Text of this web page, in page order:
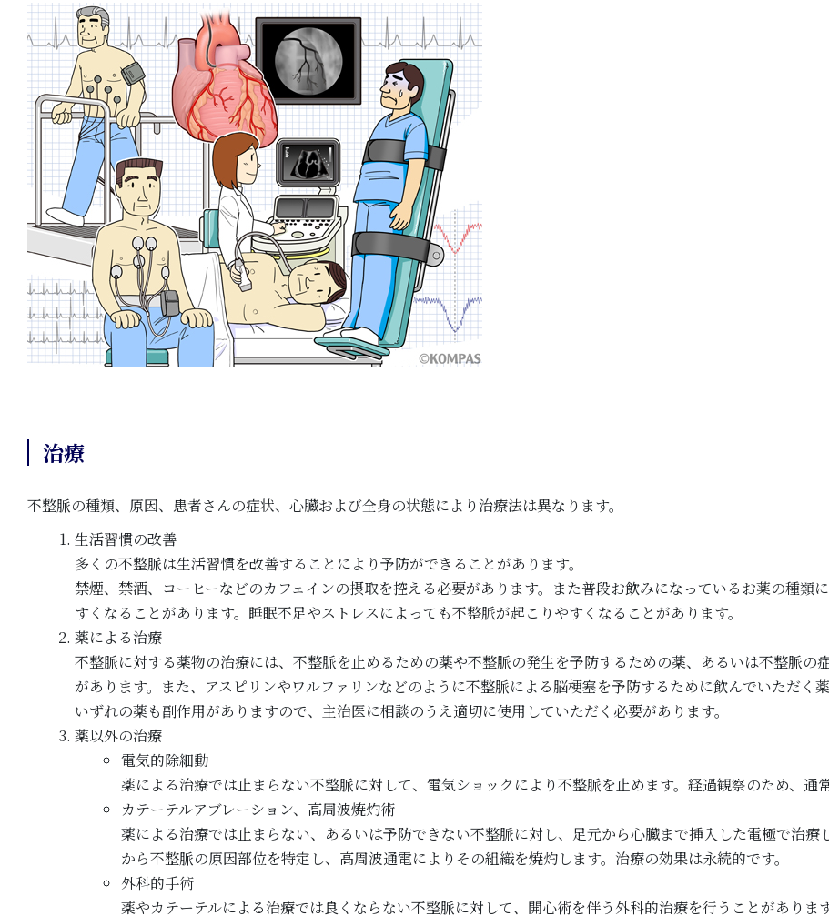
治療
不整脈の種類、原因、患者さんの症状、心臓および全身の状態により治療法は異なります。
生活習慣の改善
多くの不整脈は生活習慣を改善することにより予防ができることがあります。
禁煙、禁酒、コーヒーなどのカフェインの摂取を控える必要があります。また普段お飲みになっているお薬の種類
すくなることがあります。睡眠不足やストレスによっても不整脈が起こりやすくなることがあります。
薬による治療
不整脈に対する薬物の治療には、不整脈を止めるための薬や不整脈の発生を予防するための薬、あるいは不整脈の
があります。また、アスピリンやワルファリンなどのように不整脈による脳梗塞を予防するために飲んでいただく薬
いずれの薬も副作用がありますので、主治医に相談のうえ適切に使用していただく必要があります。
薬以外の治療
電気的除細動
薬による治療では止まらない不整脈に対して、電気ショックにより不整脈を止めます。経過観察のため、通
カテーテルアブレーション、高周波焼灼術
薬による治療では止まらない、あるいは予防できない不整脈に対し、足元から心臓まで挿入した電極で治療
から不整脈の原因部位を特定し、高周波通電によりその組織を焼灼します。治療の効果は永続的です。
外科的手術
薬やカテーテルによる治療では良くならない不整脈に対して、開心術を伴う外科的治療を行うことがありま